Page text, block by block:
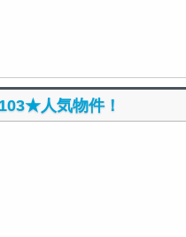
人気物件！